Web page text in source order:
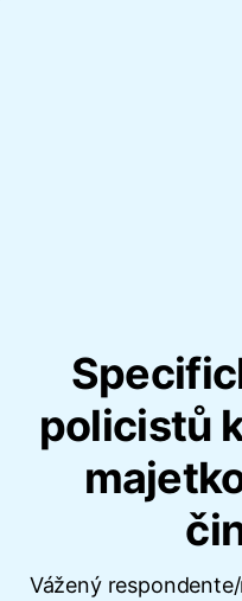
policistů
Vážený